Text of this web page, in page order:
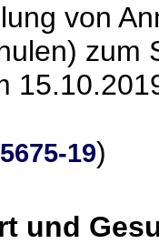
von
zum
19)
und